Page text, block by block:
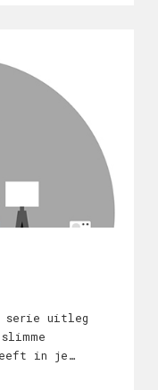
serie uitleg
in je